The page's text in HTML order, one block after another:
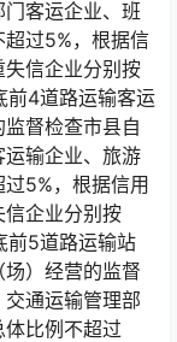
客运企业、班
过5%，根据信
信企业分别按
前4道路运输客运
督检查市县自
输企业、旅游
5%，根据信用
企业分别按
前5道路运输站
场）经营的监督
通运输管理部
比例不超过